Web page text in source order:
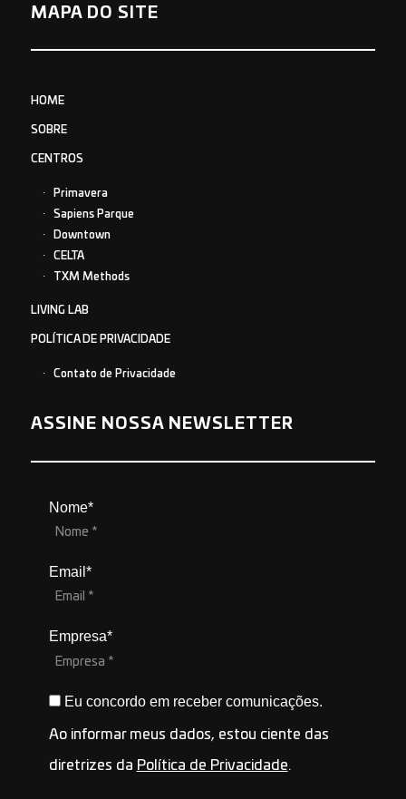
MAPA DO SITE
HOME
SOBRE
CENTROS
Primavera
Sapiens Parque
Downtown
CELTA
TXM Methods
LIVING LAB
POLÍTICA DE PRIVACIDADE
Contato de Privacidade
ASSINE NOSSA NEWSLETTER
Nome*
Email*
Empresa*
Eu concordo em receber comunicações.
Ao informar meus dados, estou ciente das
diretrizes da Política de Privacidade.